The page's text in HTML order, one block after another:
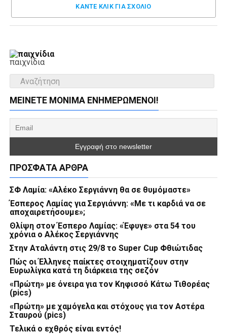
ΚΑΝΤΕ ΚΛΊΚ ΓΙΑ ΣΧΌΛΙΟ
παιχνίδια
ΜΕΊΝΕΤΕ ΜΌΝΙΜΑ ΕΝΗΜΕΡΏΜΕΝΟΙ!
ΠΡΌΣΦΑΤΑ ΆΡΘΡΑ
ΣΦ Λαμία: «Αλέκο Σεργιάννη θα σε θυμόμαστε»
Έσπερος Λαμίας για Σεργιάννη: «Με τι καρδιά να σε
αποχαιρετήσουμε»;
Θλίψη στον Έσπερο Λαμίας: «Έφυγε» στα 54 του
χρόνια ο Αλέκος Σεργιάννης
Στην Αταλάντη στις 29/8 το Super Cup Φθιώτιδας
Πώς οι Έλληνες παίκτες στοιχηματίζουν στην
Ευρωλίγκα κατά τη διάρκεια της σεζόν
«Πρώτη» με όνειρα για τον Κηφισσό Κάτω Τιθορέας
(pics)
«Πρώτη» με χαμόγελα και στόχους για τον Αστέρα
Σταυρού (pics)
Τελικά ο εχθρός είναι εντός!